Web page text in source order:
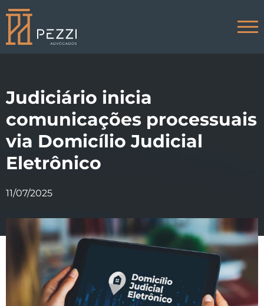
O Escritório
Áreas de atuação
Dúvidas frequentes
Blog
Contato
Direito trabalhista
Judiciário inicia
comunicações processuais
via Domicílio Judicial
Eletrônico
11/07/2025